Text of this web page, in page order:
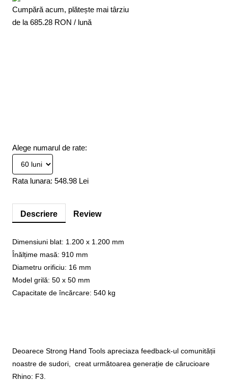
Cumpără acum, plătește mai târziu
de la 685.28 RON / lună
Alege numarul de rate:
Rata lunara: 548.98 Lei
Descriere Review
Dimensiuni blat: 1.200 x 1.200 mm
Înălțime masă: 910 mm
Diametru orificiu: 16 mm
Model grilă: 50 x 50 mm
Capacitate de încărcare: 540 kg
Deoarece Strong Hand Tools apreciaza feedback-ul comunității
noastre de sudori, creat următoarea generație de cărucioare
Rhino: F3.